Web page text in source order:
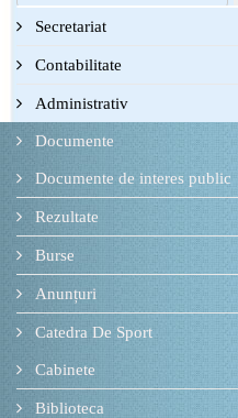
Secretariat
Contabilitate
Administrativ
Documente
Documente de interes public
Rezultate
Burse
Anunțuri
Catedra De Sport
Cabinete
Biblioteca